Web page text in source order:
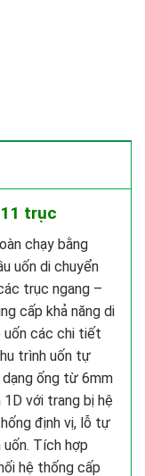
trục
chạy bằng
uốn di chuyển
trục ngang –
cấp khả năng di
uốn các chi tiết
trình uốn tự
ống từ 6mm
1D với trang bị hệ
định vị, lỗ tự
Tích hợp
hệ thống cấp